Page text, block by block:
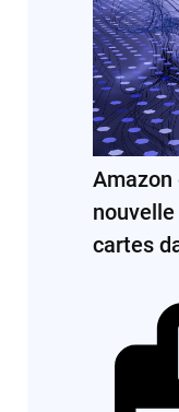
Amazon
cartes